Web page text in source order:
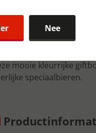
cl
mooie kleurrijke
speciaalbieren.
Nee